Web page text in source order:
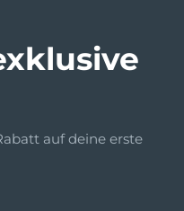
auf deine erste